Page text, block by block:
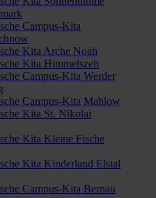
Campus-Kita
Kita Arche Noah
Kita Himmelszelt
Campus-Kita Werder
Campus-Kita Mahlow
Kita St. Nikolai
Kita Kleine Fische
Kita Kinderland Elstal
Campus-Kita Bernau